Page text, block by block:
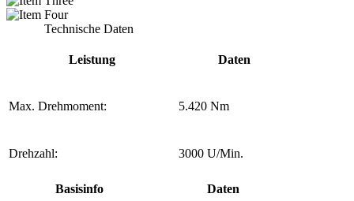
Technische Daten
Leistung Daten
Max. Drehmoment: 5.420 Nm
Drehzahl: 3000 U/Min.
Basisinfo
Daten